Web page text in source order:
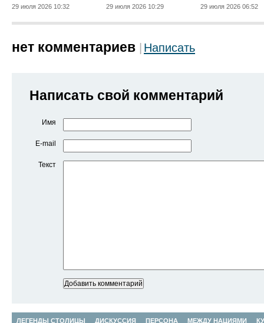
29 июля 2026 10:32 29 июля 2026 10:29 29 июля 2026 06:52
нет комментариев Написать
Написать свой комментарий
Имя
E-mail
Текст
ЛЕГЕНДЫ СТОЛИЦЫ ДИСКУССИЯ ПЕРСОНА МЕЖДУ НАЦИЯМИ